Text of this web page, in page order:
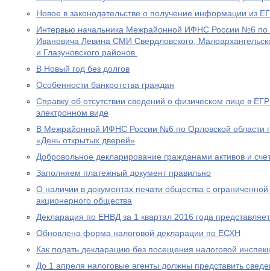
Новое в законодательстве о получение информации из
Интервью начальника Межрайонной ИФНС России №6 по
Ивановича Левина СМИ Свердловского,
и Глазуновского районов.
В Новый год без долгов
Особенности банкротства граждан
Справку об отсутствии сведений о физическом лице в
электронном виде
В Межрайонной ИФНС России №6 по Орловской области
«День открытых дверей»
Добровольное декларирование гражданами активов и
Заполняем платежный документ правильно
О наличии в документах печати общества с ограниченной
акционерного общества
Декларация по ЕНВД за 1 квартал 2016 года
Обновлена форма налоговой декларации по ЕСХН
Как подать декларацию без посещения налоговой
До 1 апреля налоговые агенты должны представить